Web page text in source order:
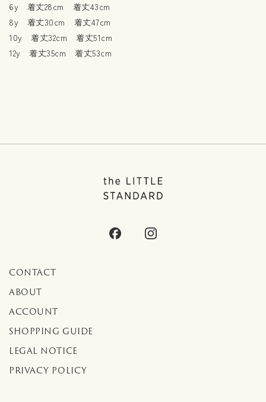
6y 着丈28cm 着丈43cm
8y 着丈30cm 着丈47cm
10y 着丈32cm 着丈51cm
12y 着丈35cm 着丈53cm
CONTACT
ABOUT
ACCOUNT
SHOPPING GUIDE
LEGAL NOTICE
PRIVACY POLICY